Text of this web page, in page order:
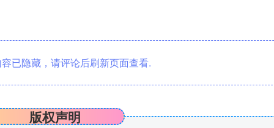
已隐藏，请评论后刷新页面查看.
版权声明